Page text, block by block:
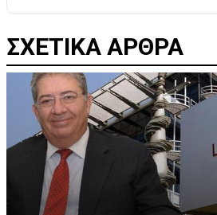
ΣΧΕΤΙΚΑ ΑΡΘΡΑ